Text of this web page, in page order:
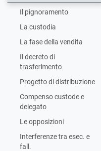
Il pignoramento
La custodia
La fase della vendita
Il decreto di
trasferimento
Progetto di distribuzione
Compenso custode e
delegato
Le opposizioni
Interferenze tra esec. e
fall.